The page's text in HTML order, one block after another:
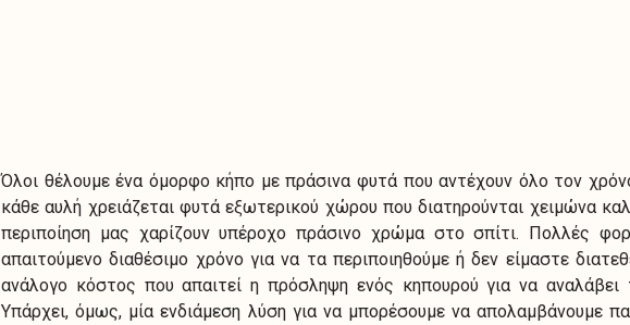
Όλοι θέλουμε ένα όμορφο κήπο με πράσινα φυτά που αντέχουν όλο τον
κάθε αυλή χρειάζεται φυτά εξωτερικού χώρου που διατηρούνται χειμώνα
περιποίηση μας χαρίζουν υπέροχο πράσινο χρώμα στο σπίτι. Πολλές
απαιτούμενο διαθέσιμο χρόνο για να τα περιποιηθούμε ή δεν είμαστε
ανάλογο κόστος που απαιτεί η πρόσληψη ενός κηπουρού για να
Υπάρχει, όμως, μία ενδιάμεση λύση για να μπορέσουμε να απολαμβάνουμε